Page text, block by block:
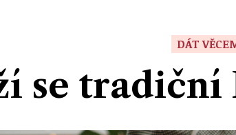
DÁT
se tradiční